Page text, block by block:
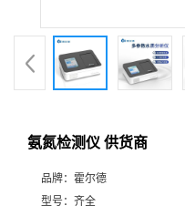
氨氮检测仪 供货商
品牌： 霍尔德
型号： 齐全